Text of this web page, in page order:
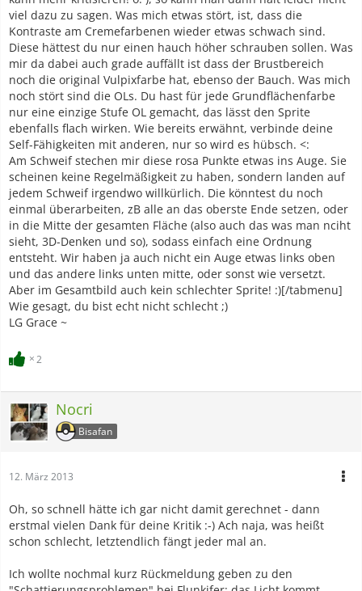
viel dazu zu sagen. Was mich etwas stört, ist, dass die
Kontraste am Cremefarbenen wieder etwas schwach sind.
Diese hättest du nur einen hauch höher schrauben sollen. Was
mir da dabei auch grade auffällt ist dass der Brustbereich
noch die original Vulpixfarbe hat, ebenso der Bauch. Was mich
noch stört sind die OLs. Du hast für jede Grundflächenfarbe
nur eine einzige Stufe OL gemacht, das lässt den Sprite
ebenfalls flach wirken. Wie bereits erwähnt, verbinde deine
Self-Fähigkeiten mit anderen, nur so wird es hübsch. <:
Am Schweif stechen mir diese rosa Punkte etwas ins Auge. Sie
scheinen keine Regelmäßigkeit zu haben, sondern landen auf
jedem Schweif irgendwo willkürlich. Die könntest du noch
einmal überarbeiten, zB alle an das oberste Ende setzen, oder
in die Mitte der gesamten Fläche (also auch das was man nciht
sieht, 3D-Denken und so), sodass einfach eine Ordnung
entsteht. Wir haben ja auch nicht ein Auge etwas links oben
und das andere links unten mitte, oder sonst wie versetzt.
Aber im Gesamtbild auch kein schlechter Sprite! :)[/tabmenu]
Wie gesagt, du bist echt nicht schlecht ;)
LG Grace ~
2
Nocri
Bisafan
12. März 2013
Oh, so schnell hätte ich gar nicht damit gerechnet - dann
erstmal vielen Dank für deine Kritik :-) Ach naja, was heißt
schon schlecht, letztendlich fängt jeder mal an.
Ich wollte nochmal kurz Rückmeldung geben zu den